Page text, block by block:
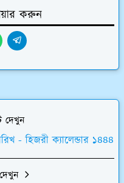
করুন
দেখুন
- হিজরী ক্যালেন্ডার ১৪৪৪